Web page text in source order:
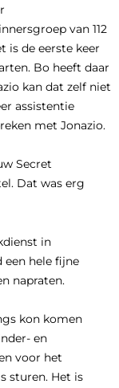
van 112
is de eerste keer
Bo heeft daar
kan dat zelf niet
assistentie
met Jonazio.
Secret
Dat was erg
in
een hele fijne
napraten.
kon komen
en
voor het
sturen. Het is